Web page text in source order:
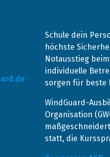
Schule dein
höchste
Notausstieg
individuelle
sorgen für beste
WindGuard-
Organisation
statt, die